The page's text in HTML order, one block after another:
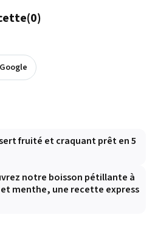
(0)
fruité et craquant prêt en 5
notre boisson pétillante à
menthe, une recette express